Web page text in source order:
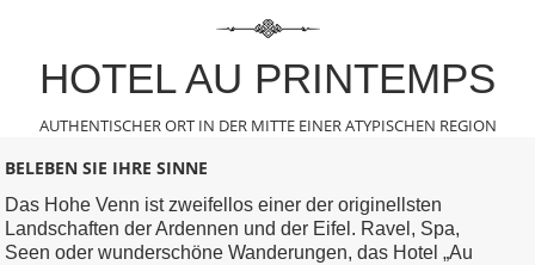
HOTEL AU PRINTEMPS
AUTHENTISCHER ORTIN DER MITTE EINER ATYPISCHEN REGION
BELEBEN SIE IHRE SINNE
Das Hohe Venn ist zweifellos einer der originellsten
Landschaften der Ardennen undder Eifel. Ravel, Spa,
Seen oder wunderschöne Wanderungen, das Hotel „Au